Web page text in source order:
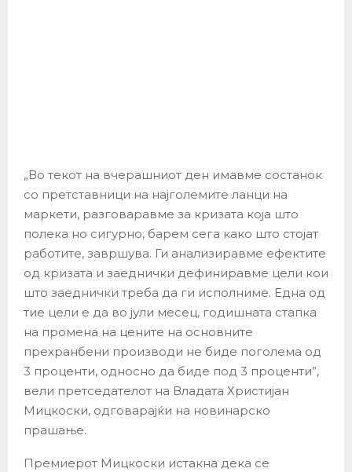
„Во текот на вчерашниот ден имавме состанок
со претставници на најголемите ланци на
маркети, разговаравме за кризата која што
полека но сигурно, барем сега како што стојат
работите, завршува. Ги анализиравме ефектите
од кризата и заеднички дефиниравме цели кои
што заеднички треба да ги исполниме. Една од
тие цели е да во јули месец, годишната стапка
на промена на цените на основните
прехранбени производи не биде поголема од
3 проценти, односно да биде под 3 проценти”,
вели претседателот на Владата Христијан
Мицкоски, одговарајќи на новинарско
прашање.
Премиерот Мицкоски истакна дека се